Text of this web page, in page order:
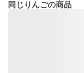
同じりんごの商品